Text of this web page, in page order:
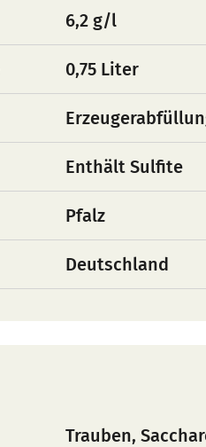
6,2 g/l
0,75 Liter
Enthält Sulfite
Pfalz
Deutschland
Trauben,